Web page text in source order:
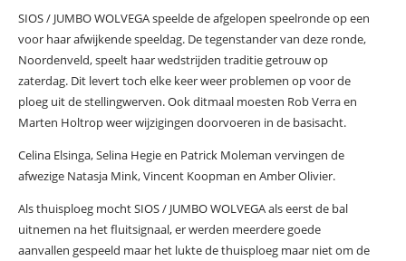
SIOS / JUMBO WOLVEGA speelde de afgelopen speelronde op een
voor haar afwijkende speeldag. De tegenstander van deze ronde,
Noordenveld, speelt haar wedstrijden traditie getrouw op
zaterdag. Dit levert toch elke keer weer problemen op voor de
ploeg uit de stellingwerven. Ook ditmaal moesten Rob Verra en
Marten Holtrop weer wijzigingen doorvoeren in de basisacht.
Celina Elsinga, Selina Hegie en Patrick Moleman vervingen de
afwezige Natasja Mink, Vincent Koopman en Amber Olivier.
Als thuisploeg mocht SIOS / JUMBO WOLVEGA als eerst de bal
uitnemen na het fluitsignaal, er werden meerdere goede
aanvallen gespeeld maar het lukte de thuisploeg maar niet om de